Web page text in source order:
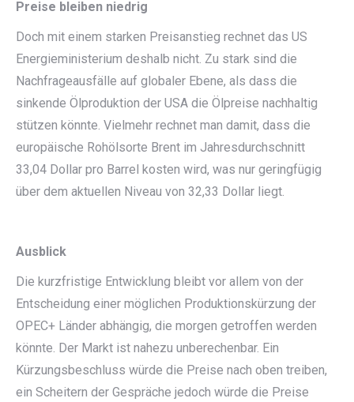
Preise bleiben niedrig
Doch mit einem starken Preisanstieg rechnet das US
Energieministerium deshalb nicht. Zu stark sind die
Nachfrageausfälle auf globaler Ebene, als dass die
sinkende Ölproduktion der USA die Ölpreise nachhaltig
stützen könnte. Vielmehr rechnet man damit, dass die
europäische Rohölsorte Brent im Jahresdurchschnitt
33,04 Dollar pro Barrel kosten wird, was nur geringfügig
über dem aktuellen Niveau von 32,33 Dollar liegt.
Ausblick
Die kurzfristige Entwicklung bleibt vor allem von der
Entscheidung einer möglichen Produktionskürzung der
OPEC+ Länder abhängig, die morgen getroffen werden
könnte. Der Markt ist nahezu unberechenbar. Ein
Kürzungsbeschluss würde die Preise nach oben treiben,
ein Scheitern der Gespräche jedoch würde die Preise